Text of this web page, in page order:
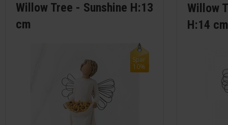
Willow Tree - Sunshine H:13
cm
Spar
10%
Willow
H:14